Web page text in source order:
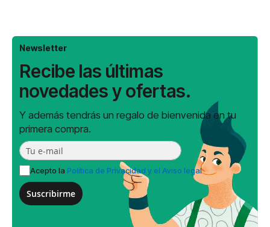
Newsletter
Recibe las últimas
novedades y ofertas.
Y además tendrás un regalo de bienvenida en tu
primera compra.
Acepto la Política de Privacidad y el Aviso legal
Suscribirme